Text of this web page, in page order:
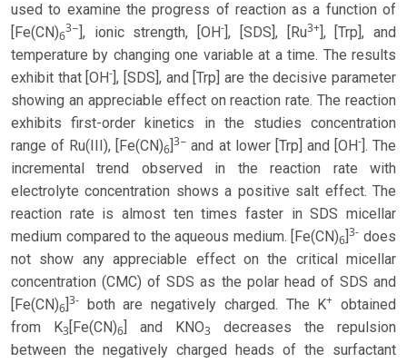
used to examine the progress of reaction as a function of
[Fe(CN)6
3− ], ionic strength, [OH- ], [SDS], [Ru3+], [Trp], and
temperature by changing one variable at a time. The results
exhibit that [OH- ], [SDS], and [Trp] are the decisive parameter
showing an appreciable effect on reaction rate. The reaction
exhibits first-order kinetics in the studies concentration
range of Ru(III), [Fe(CN)6 ]3− and at lower [Trp] and [OH-]. The
incremental trend observed in the reaction rate with
electrolyte concentration shows a positive salt effect. The
reaction rate is almost ten times faster in SDS micellar
medium compared to the aqueous medium. [Fe(CN)6 ]3- does
not show any appreciable effect on the critical micellar
concentration (CMC) of SDS as the polar head of SDS and
[Fe(CN)6
3- both are negatively charged. The K+ obtained
from K3 [Fe(CN)6 ] and KNO3 decreases the repulsion
between the negatively charged heads of the surfactant